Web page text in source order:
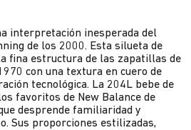
interpretación inesperada del
de los 2000. Esta silueta de
fina estructura de las zapatillas de
con una textura en cuero de
tecnológica. La 204L bebe de
favoritos de New Balance de
desprende familiaridad y
Sus proporciones estilizadas,